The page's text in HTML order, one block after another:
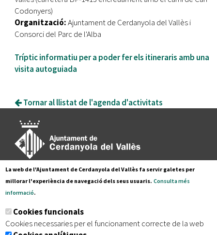
Codonyers)
Organització:Ajuntament de Cerdanyola del Vallès i
Consorci del Parc de l'Alba
Tríptic informatiu per a poder fer els itineraris amb una
visita autoguiada
Tornar al llistat de l'agenda d'activitats
Pl. Francesc Layret, s/n
08290 Cerdanyola del Vallès,
Tel. 935 80 88 88
Segueix-nos a:
La web de l'Ajuntament de Cerdanyola del Vallès fa servir galetes per
millorar l'experiència de navegació dels seus usuaris. Consulta més
informació.
Cookies funcionals
Cookies necessaries per el funcionament correcte de la web